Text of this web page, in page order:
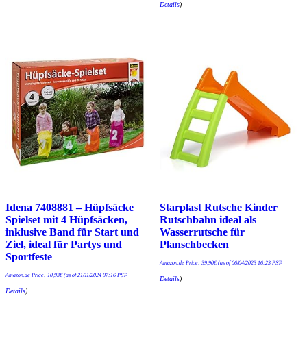
Details)
Idena 7408881 – Hüpfsäcke
Spielset mit 4 Hüpfsäcken,
inklusive Band für Start und
Ziel, ideal für Partys und
Sportfeste
Amazon.de Price: 10,93€(as of 21/11/2024 07:16 PST-
Details)
Starplast Rutsche Kinder
Rutschbahn ideal als
Wasserrutsche für
Planschbecken
Amazon.de Price: 39,90€(as of 06/04/2023 16:23 PST-
Details)